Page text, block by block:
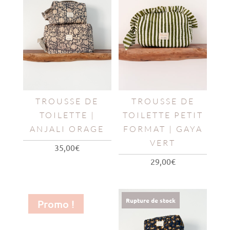
TROUSSE DE
TOILETTE |
ANJALI ORAGE
35,00€
TROUSSE DE
TOILETTE PETIT
FORMAT | GAYA
VERT
29,00€
Promo ! Rupture de stock